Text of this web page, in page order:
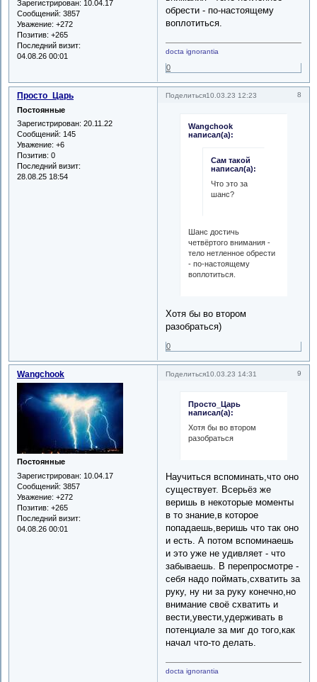
Зарегистрирован: 10.04.17
Сообщений: 3857
Уважение: +272
Позитив: +265
Последний визит:
04.08.26 00:01
обрести - по-настоящему
воплотиться.
docta ignorantia
0
Поделиться 8
10.03.23 12:23
Просто_Царь
Постоянные
Зарегистрирован: 20.11.22
Сообщений: 145
Уважение: +6
Позитив: 0
Последний визит:
28.08.25 18:54
Wangchook
написал(а):
Сам такой
написал(а):
Что это за
шанс?
Шанс достичь
четвёртого внимания -
тело нетленное обрести
- по-настоящему
воплотиться.
Хотя бы во втором
разобраться)
0
Поделиться 9
10.03.23 14:31
Wangchook
Постоянные
Зарегистрирован: 10.04.17
Сообщений: 3857
Уважение: +272
Позитив: +265
Последний визит:
04.08.26 00:01
Просто_Царь
написал(а):
Хотя бы во втором
разобраться
Научиться вспоминать,что оно
существует. Всерьёз же
веришь в некоторые моменты
в то знание,в которое
попадаешь,веришь что так оно
и есть. А потом вспоминаешь
и это уже не удивляет - что
забываешь. В перепросмотре -
себя надо поймать,схватить за
руку, ну ни за руку конечно,но
внимание своё схватить и
вести,увести,удерживать в
потенциале за миг до того,как
начал что-то делать.
docta ignorantia